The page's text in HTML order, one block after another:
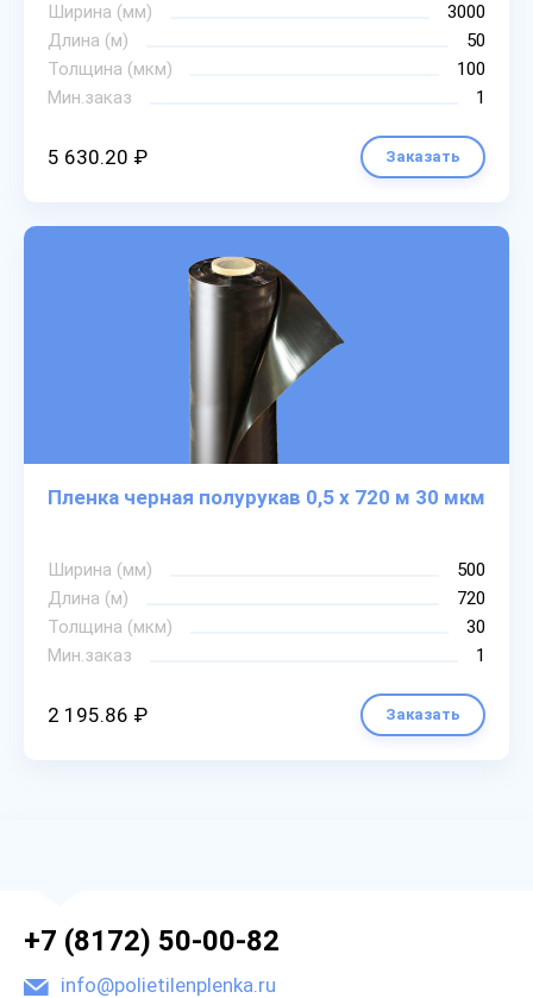
Ширина (мм)
3000
Длина (м)
50
Толщина (мкм)
100
Мин.заказ
1
5 630.20 ₽ Заказать
Пленка черная полурукав 0,5 х 720 м 30 мкм
Ширина (мм)
500
Длина (м)
720
Толщина (мкм)
30
Мин.заказ
1
2 195.86 ₽ Заказать
+7 (8172) 50-00-82
info@polietilenplenka.ru